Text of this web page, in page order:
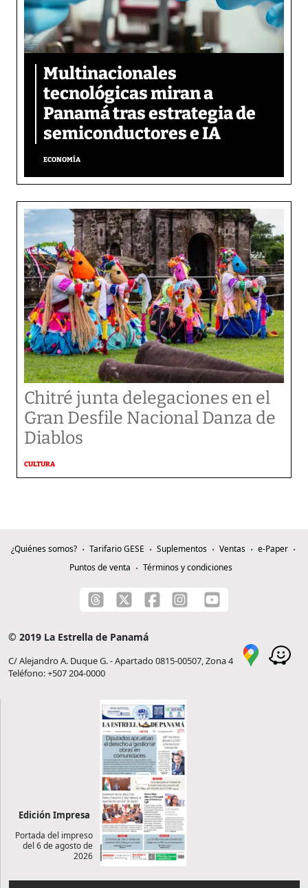
Multinacionales
tecnológicas miran a
Panamá tras estrategia de
semiconductores e IA
ECONOMÍA
Chitré junta delegaciones en el
Gran Desfile Nacional Danza de
Diablos
CULTURA
¿Quiénes somos? Tarifario GESE Suplementos Ventas
e-Paper
Puntos de venta
Términos y condiciones
© 2019 La Estrella de Panamá
C/ Alejandro A. Duque G. - Apartado 0815-00507, Zona 4
Teléfono: +507 204-0000
Edición Impresa
Portada del impreso
del 6 de agosto de
2026